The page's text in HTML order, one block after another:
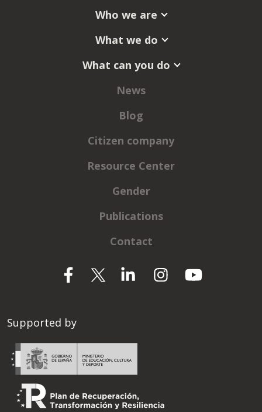
Who we are
What we do
What can you do
News
Blog
Citizen company
Resource Center
Gender
Publications
Contact
Supported by